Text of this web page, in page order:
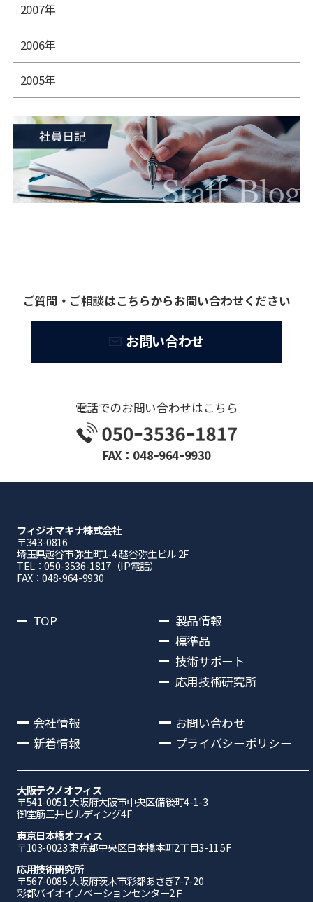
2007年
2006年
2005年
ご質問・ご相談はこちらからお問い合わせください
お問い合わせ
電話でのお問い合わせはこちら
FAX：048ｰ964ｰ9930
フィジオマキナ株式会社
〒343-0816
埼⽟県越⾕市弥⽣町1-4 越⾕弥⽣ビル 2F
TEL：050-3536-1817（IP電話）
FAX：048-964-9930
TOP
製品情報
標準品
技術サポート
応用技術研究所
会社情報
新着情報
お問い合わせ
プライバシーポリシー
大阪テクノオフィス
〒541-0051 ⼤阪府⼤阪市中央区備後町4-1-3
御堂筋三井ビルディング4F
東京日本橋オフィス
〒103-0023 東京都中央区日本橋本町2丁目3-11 5F
応⽤技術研究所
〒567-0085 ⼤阪府茨⽊市彩都あさぎ7-7-20
彩都バイオイノベーションセンター2Ｆ